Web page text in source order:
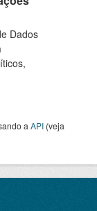
Dados
a API (veja